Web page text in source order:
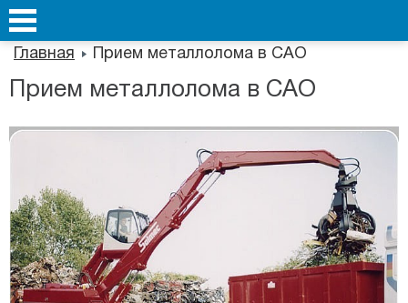
Главная Прием металлолома в САО
Прием металлолома в САО